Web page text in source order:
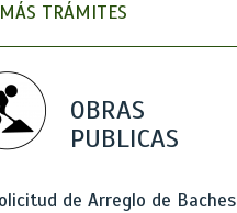
TRÁMITES
OBRAS
PUBLICAS
de Arreglo de Baches